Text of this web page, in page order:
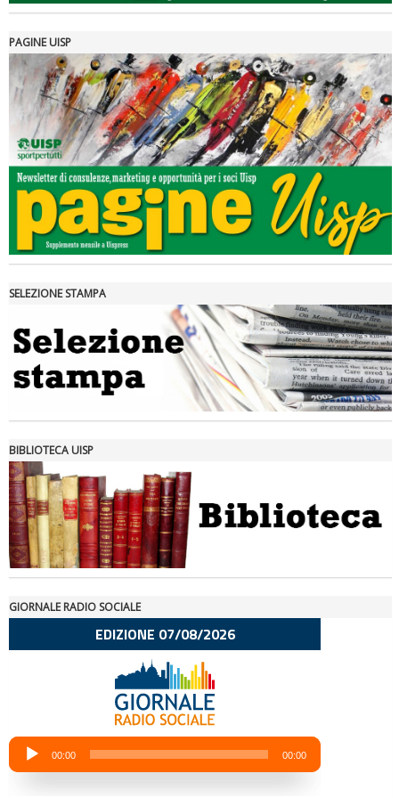
Tiziano Pesce a Radio InBlu2000 traccia il bilancio della stagione
Ddl Lobby, Uisp: “Il Parlamento valorizzi le nostre specificità"
La formazione Uisp rallenta ma prosegue anche in estate
PAGINE UISP
SELEZIONE STAMPA
BIBLIOTECA UISP
GIORNALE RADIO SOCIALE